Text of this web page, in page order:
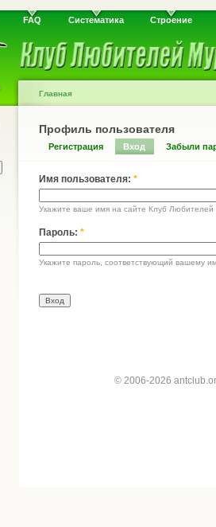
FAQ Систематика Строение
Главная
Профиль пользователя
Регистрация Вход Забыли
Имя пользователя: *
Укажите ваше имя на сайте Клуб Любителей
Пароль: *
Укажите пароль, соответствующий вашему
© 2006-2026